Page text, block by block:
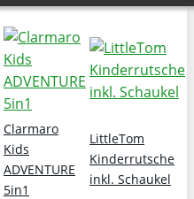
Clarmaro
Kids
ADVENTURE
5in1
LittleTom
Kinderrutsche
inkl. Schaukel